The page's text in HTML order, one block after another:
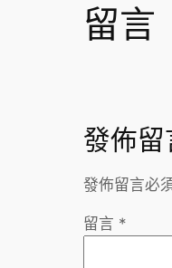
留言
發佈留
發佈留言必
留言 *